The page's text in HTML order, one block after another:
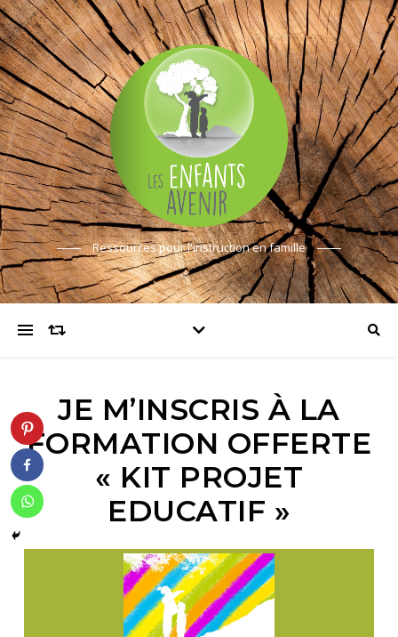
Ressources pour l'instruction en famille
JE M’INSCRIS À LA
FORMATION OFFERTE
« KIT PROJET
EDUCATIF »